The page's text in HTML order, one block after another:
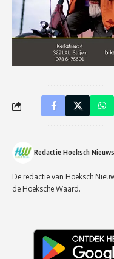
Redactie Hoeksch Nieuws
De redactie van Hoeksch
de Hoeksche Waard.